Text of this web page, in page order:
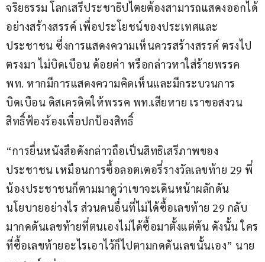
จริยธรรม โลกเสรีประชาธิปไตยต้องสามารถแสดงออกได้
อย่างสร้างสรรค์ เพื่อประโยชน์ของประเทศและ
ประชาชน ซึ่งการแสดงความเห็นควรสร้างสรรค์ ตรงไป
ตรงมา ไม่บิดเบือน ด้อยค่า หรือกล่าวหาใส่ร้ายพรรค
พท. หากมีการแสดงความคิดเห็นและมีกระบวนการ
บิดเบือน ดิสเครดิตให้พรรค พท.เสียหาย เราขอสงวน
สิทธิ์ฟ้องร้องเพื่อปกป้องสิทธิ์
“การยื่นหนังสือดังกล่าวถือเป็นสิทธิเสรีภาพของ
ประชาชน เหมือนการซื้อลอตเตอรี่รางวัลเลขท้าย 29 พี่
น้องประชาชนก็ตามมาดูว่าเขาจะเดินหน้าผลักดัน
นโยบายอย่างไร ส่วนคนอื่นที่ไม่ได้ซื้อเลขท้าย 29 กลับ
มากดดันเลขท้ายที่ตนเองไม่ได้ซื้อมาตั้งแต่ต้น ดังนั้น ใคร
ที่ซื้อเลขท้ายอะไรเอาไว้ก็ไปตามกดดันเลขนั้นเอง” นาย